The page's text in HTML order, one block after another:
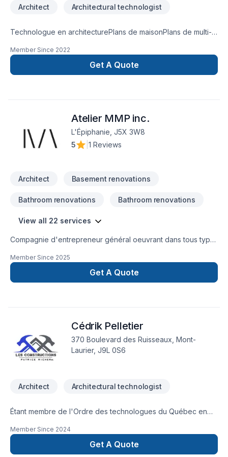
Architect Architectural technologist
Technologue en architecturePlans de maisonPlans de multi-
d'agrandissementArchitecture
Member Since 2022
Get A Quote
Atelier MMP inc.
L'Épiphanie, J5X 3W8
5
1 Reviews
Architect Basement renovations
Bathroom renovations Bathroom renovations
View all 22 services
Compagnie d'entrepreneur général oeuvrant dans tous type
Member Since 2025
Get A Quote
Cédrik Pelletier
370 Boulevard des Ruisseaux, Mont-
Laurier, J9L 0S6
Architect Architectural technologist
Étant membre de l'Ordre des technologues du Québec en
plans sur mesure, de plans d'agrandissement et nos plans en
ligne!C'est avec la plus grande écoute et le plus grand
soucis du détail que nous allons faire de votre rêve une
Member Since 2024
Get A Quote